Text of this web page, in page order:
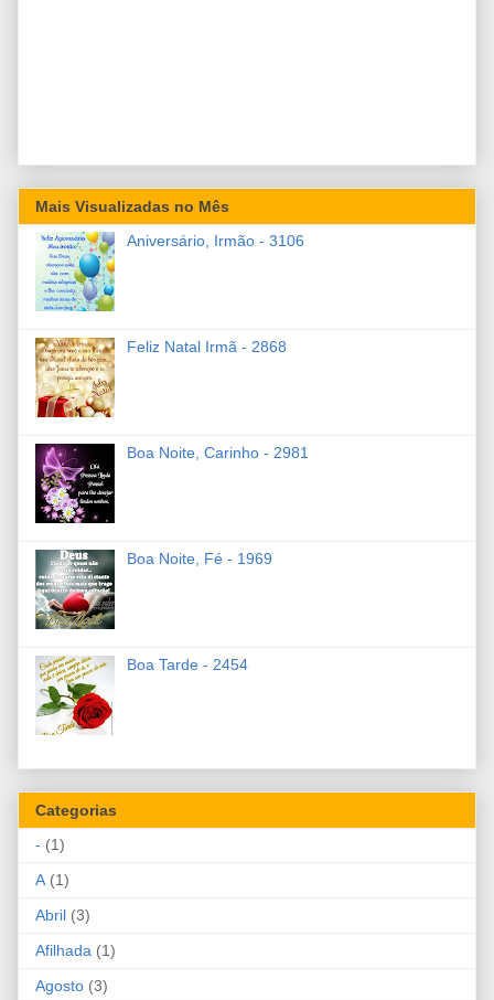
Mais Visualizadas no Mês
Aniversário, Irmão - 3106
Feliz Natal Irmã - 2868
Boa Noite, Carinho - 2981
Boa Noite, Fé - 1969
Boa Tarde - 2454
Categorias
- (1)
A (1)
Abril (3)
Afilhada (1)
Agosto (3)